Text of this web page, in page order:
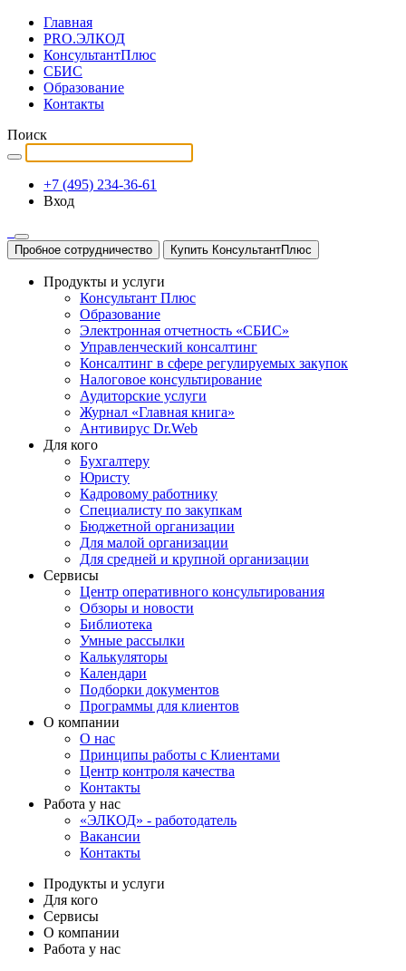
Главная
PRO.ЭЛКОД
КонсультантПлюс
СБИС
Образование
Контакты
Поиск
+7 (495) 234-36-61
Вход
Пробное сотрудничество Купить КонсультантПлюс
Продукты и услуги
Консультант Плюс
Образование
Электронная отчетность «СБИС»
Управленческий консалтинг
Консалтинг в сфере регулируемых закупок
Налоговое консультирование
Аудиторские услуги
Журнал «Главная книга»
Антивирус Dr.Web
Для кого
Бухгалтеру
Юристу
Кадровому работнику
Специалисту по закупкам
Бюджетной организации
Для малой организации
Для средней и крупной организации
Сервисы
Центр оперативного консультирования
Обзоры и новости
Библиотека
Умные рассылки
Калькуляторы
Календари
Подборки документов
Программы для клиентов
О компании
О нас
Принципы работы с Клиентами
Центр контроля качества
Контакты
Работа у нас
«ЭЛКОД» - работодатель
Вакансии
Контакты
Продукты и услуги
Для кого
Сервисы
О компании
Работа у нас